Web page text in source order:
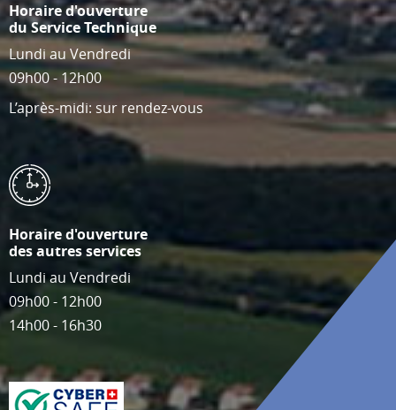
Horaire d'ouverture
du Service Technique
Lundi au Vendredi
09h00 - 12h00
L’après-midi: sur rendez-vous
Horaire d'ouverture
des autres services
Lundi au Vendredi
09h00 - 12h00
14h00 - 16h30